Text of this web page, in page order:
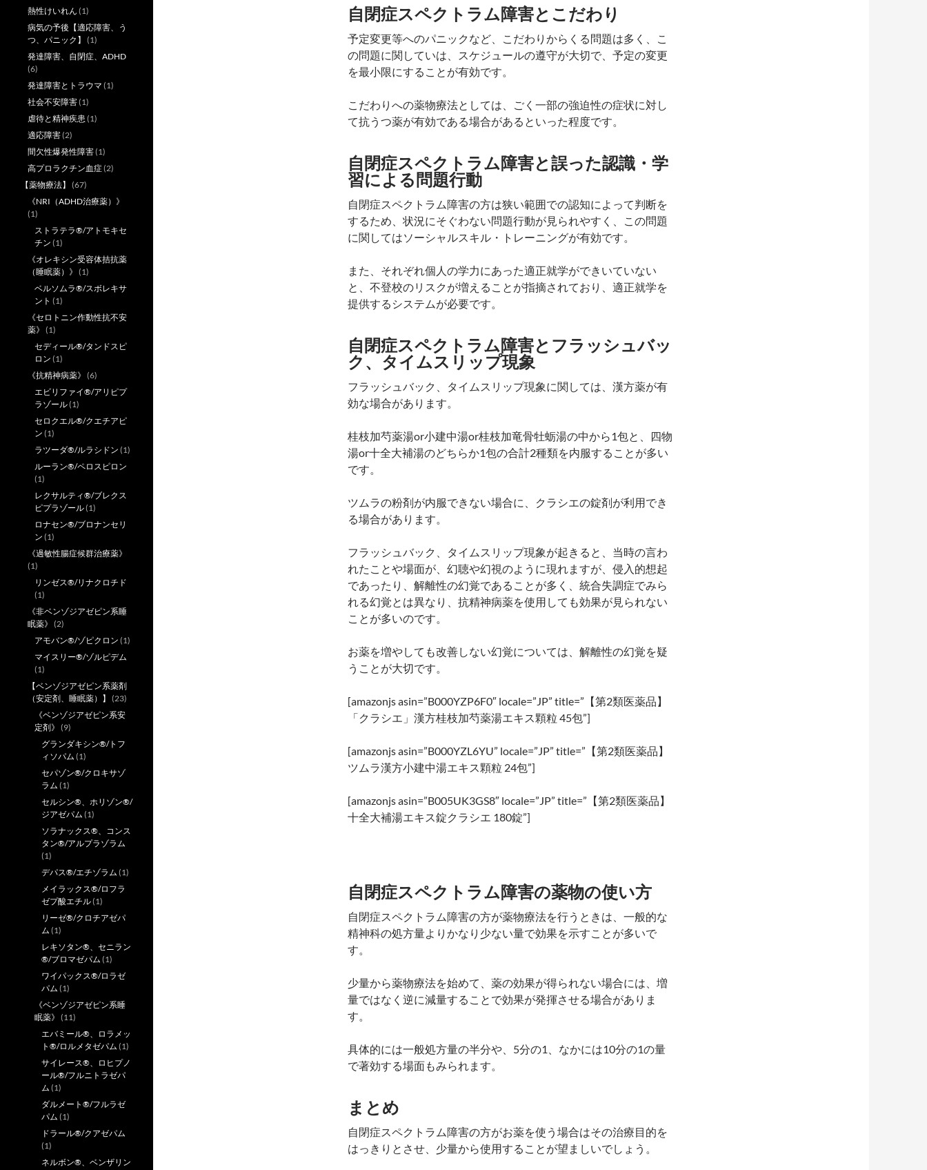
自閉症スペクトラム障害とこだわり
予定変更等へのパニックなど、こだわりからくる問題は多く、こ
の問題に関していは、スケジュールの遵守が大切で、予定の変更
を最小限にすることが有効です。
こだわりへの薬物療法としては、ごく一部の強迫性の症状に対し
て抗うつ薬が有効である場合があるといった程度です。
自閉症スペクトラム障害と誤った認識・学
習による問題行動
自閉症スペクトラム障害の方は狭い範囲での認知によって判断を
するため、状況にそぐわない問題行動が見られやすく、この問題
に関してはソーシャルスキル・トレーニングが有効です。
また、それぞれ個人の学力にあった適正就学ができいていない
と、不登校のリスクが増えることが指摘されており、適正就学を
提供するシステムが必要です。
自閉症スペクトラム障害とフラッシュバッ
ク、タイムスリップ現象
フラッシュバック、タイムスリップ現象に関しては、漢方薬が有
効な場合があります。
桂枝加芍薬湯or小建中湯or桂枝加竜骨牡蛎湯の中から1包と、四物
湯or十全大補湯のどちらか1包の合計2種類を内服することが多い
です。
ツムラの粉剤が内服できない場合に、クラシエの錠剤が利用でき
る場合があります。
フラッシュバック、タイムスリップ現象が起きると、当時の言わ
れたことや場面が、幻聴や幻視のように現れますが、侵入的想起
であったり、解離性の幻覚であることが多く、統合失調症でみら
れる幻覚とは異なり、抗精神病薬を使用しても効果が見られない
ことが多いのです。
お薬を増やしても改善しない幻覚については、解離性の幻覚を疑
うことが大切です。
[amazonjs asin=”B000YZP6F0″ locale=”JP” title=”【第2類医薬品】
「クラシエ」漢方桂枝加芍薬湯エキス顆粒 45包”]
[amazonjs asin=”B000YZL6YU” locale=”JP” title=”【第2類医薬品】
ツムラ漢方小建中湯エキス顆粒 24包”]
[amazonjs asin=”B005UK3GS8″ locale=”JP” title=”【第2類医薬品】
十全大補湯エキス錠クラシエ 180錠”]
自閉症スペクトラム障害の薬物の使い方
自閉症スペクトラム障害の方が薬物療法を行うときは、一般的な
精神科の処方量よりかなり少ない量で効果を示すことが多いで
す。
少量から薬物療法を始めて、薬の効果が得られない場合には、増
量ではなく逆に減量することで効果が発揮させる場合がありま
す。
具体的には一般処方量の半分や、5分の1、なかには10分の1の量
で著効する場面もみられます。
まとめ
自閉症スペクトラム障害の方がお薬を使う場合はその治療目的を
はっきりとさせ、少量から使用することが望ましいでしょう。
熱性けいれん (1)
病気の予後【適応障害、う
つ、パニック】
(1)
発達障害、自閉症、ADHD
(6)
発達障害とトラウマ (1)
社会不安障害(1)
虐待と精神疾患 (1)
適応障害(2)
間欠性爆発性障害(1)
高プロラクチン血症(2)
【薬物療法】
(67)
《NRI（ADHD治療薬）》
(1)
ストラテラ®/アトモキセ
チン (1)
《オレキシン受容体拮抗薬
（睡眠薬）》 (1)
ベルソムラ®/スボレキサ
ント (1)
《セロトニン作動性抗不安
薬》 (1)
セディール®/タンドスピ
ロン (1)
《抗精神病薬》 (6)
エビリファイ®/アリピプ
ラゾール(1)
セロクエル®/クエチアピ
ン (1)
ラツーダ®/ルラシドン (1)
ルーラン®/ペロスピロン
(1)
レクサルティ®/ブレクス
ピプラゾール(1)
ロナセン®/ブロナンセリ
ン (1)
《過敏性腸症候群治療薬》
(1)
リンゼス®/リナクロチド
(1)
《非ベンゾジアゼピン系睡
眠薬》 (2)
アモバン®/ゾピクロン (1)
マイスリー®/ゾルピデム
(1)
【ベンゾジアゼピン系薬剤
（安定剤、睡眠薬）】
(23)
《ベンゾジアゼピン系安
定剤》 (9)
グランダキシン®/トフ
ィソパム (1)
セパゾン®/クロキサゾ
ラム (1)
セルシン®、ホリゾン®/
ジアゼパム (1)
ソラナックス®、コンス
タン®/アルプラゾラム
(1)
デパス®/エチゾラム (1)
メイラックス®/ロフラ
ゼプ酸エチル(1)
リーゼ®/クロチアゼパ
ム (1)
レキソタン®、セニラン
®/ブロマゼパム (1)
ワイパックス®/ロラゼ
パム (1)
《ベンゾジアゼピン系睡
眠薬》 (11)
エバミール®、ロラメッ
ト®/ロルメタゼパム (1)
サイレース®、ロヒプノ
ール®/フルニトラゼパ
ム (1)
ダルメート®/フルラゼ
パム (1)
ドラール®/クアゼパム
(1)
ネルボン®、ベンザリン